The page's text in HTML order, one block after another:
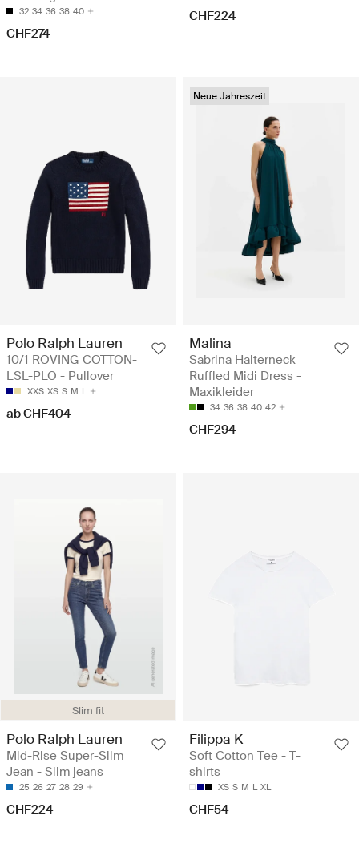
32 34 36 38 40
CHF274
CHF224
Polo Ralph Lauren
10/1 ROVING COTTON-
LSL-PLO - Pullover
XXS XS S M L
ab CHF404
Neue Jahreszeit
Malina
Sabrina Halterneck
Ruffled Midi Dress -
Maxikleider
34 36 38 40 42
CHF294
Slim fit
Polo Ralph Lauren
Mid-Rise Super-Slim
Jean - Slim jeans
25 26 27 28 29
CHF224
Filippa K
Soft Cotton Tee - T-
shirts
XS S M L XL
CHF54